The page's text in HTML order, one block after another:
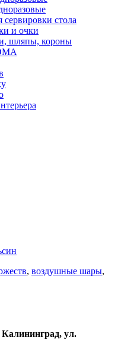
сервировки стола
и очки
шляпы, короны
, воздушные шары,
Калининград, ул.